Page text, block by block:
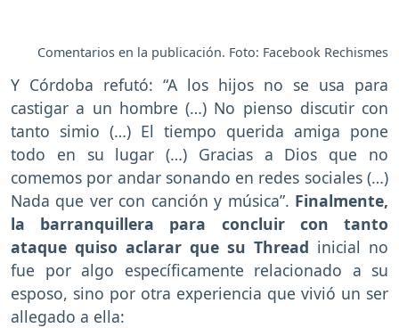
Comentarios en la publicación. Foto: Facebook Rechismes
Y Córdoba refutó: “A los hijos no se usa para
castigar a un hombre (…) No pienso discutir con
tanto simio (…) El tiempo querida amiga pone
todo en su lugar (…) Gracias a Dios que no
comemos por andar sonando en redes sociales (…)
Nada que ver con canción y música”. Finalmente,
la barranquillera para concluir con tanto
ataque quiso aclarar que su Thread inicial no
fue por algo específicamente relacionado a su
esposo, sino por otra experiencia que vivió un ser
allegado a ella: